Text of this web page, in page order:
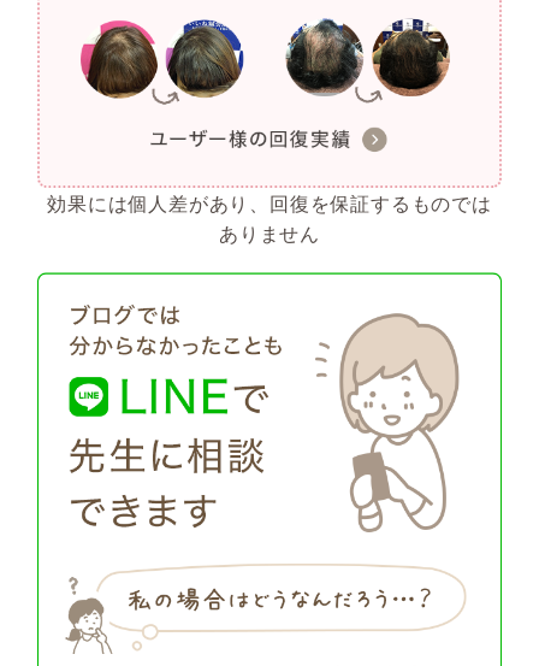
効果には個人差があり、回復を保証するものでは
ありません